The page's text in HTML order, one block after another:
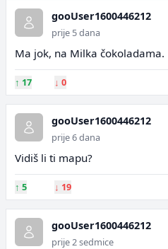
gooUser1600446212
prije 5 dana
Ma jok, na Milka čokoladama.
↑ 17 ↓ 0
gooUser1600446212
prije 6 dana
Vidiš li ti mapu?
↑ 5 ↓ 19
gooUser1600446212
prije 2 sedmice